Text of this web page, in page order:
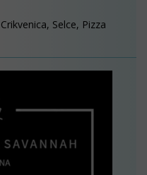
Selce, Pizza